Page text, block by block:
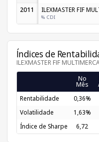
2011 ILEXMASTER FIF
% CDI
Índices de
ILEXMASTER FIF
No
Mês
Rentabilidade 0,36%
Volatilidade
1,63%
Índice de Sharpe
6,72